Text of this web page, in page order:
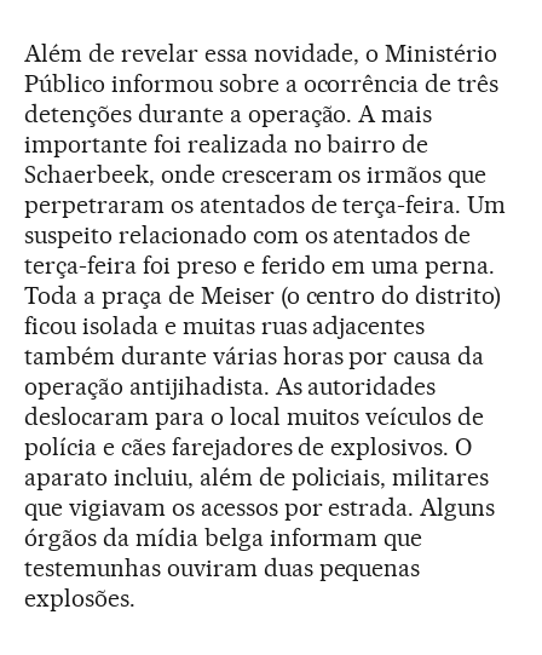
Além de revelar essa novidade, o Ministério
Público informou sobre a ocorrência de três
detenções durante a operação. A mais
importante foi realizada no bairro de
Schaerbeek, onde cresceram os irmãos que
perpetraram os atentados de terça-feira. Um
suspeito relacionado com os atentados de
terça-feira foi preso e ferido em uma perna.
Toda a praça de Meiser (o centro do distrito)
ficou isolada e muitas ruas adjacentes
também durante várias horas por causa da
operação antijihadista. As autoridades
deslocaram para o local muitos veículos de
polícia e cães farejadores de explosivos. O
aparato incluiu, além de policiais, militares
que vigiavam os acessos por estrada. Alguns
órgãos da mídia belga informam que
testemunhas ouviram duas pequenas
explosões.